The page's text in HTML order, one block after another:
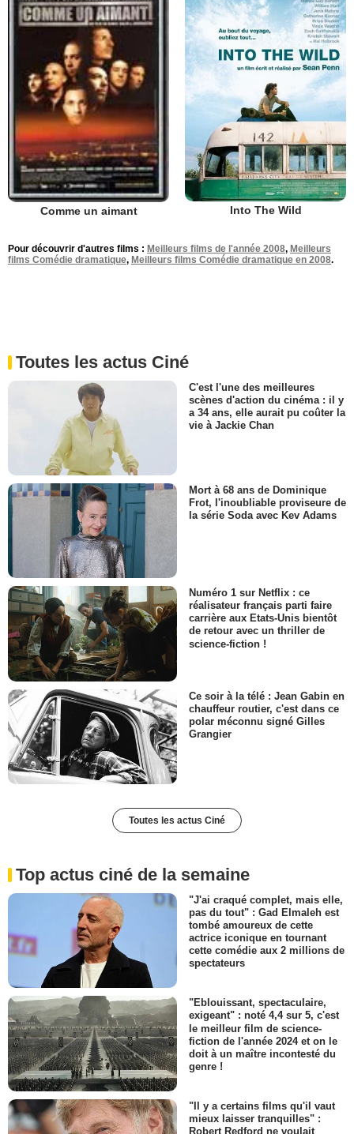
Comme un aimant Into The Wild
Pour découvrir d'autres films : Meilleurs films de l'année 2008, Meilleurs
films Comédie dramatique, Meilleurs films Comédie dramatique en 2008.
Toutes les actus Ciné
C'est l'une des meilleures
scènes d'action du cinéma : il y
a 34 ans, elle aurait pu coûter la
vie à Jackie Chan
Mort à 68 ans de Dominique
Frot, l'inoubliable proviseure de
la série Soda avec Kev Adams
Numéro 1 sur Netflix : ce
réalisateur français parti faire
carrière aux Etats-Unis bientôt
de retour avec un thriller de
science-fiction !
Ce soir à la télé : Jean Gabin en
chauffeur routier, c'est dans ce
polar méconnu signé Gilles
Grangier
Toutes les actus Ciné
Top actus ciné de la semaine
"J'ai craqué complet, mais elle,
pas du tout" : Gad Elmaleh est
tombé amoureux de cette
actrice iconique en tournant
cette comédie aux 2 millions de
spectateurs
"Eblouissant, spectaculaire,
exigeant" : noté 4,4 sur 5, c'est
le meilleur film de science-
fiction de l'année 2024 et on le
doit à un maître incontesté du
genre !
"Il y a certains films qu'il vaut
mieux laisser tranquilles" :
Robert Redford ne voulait